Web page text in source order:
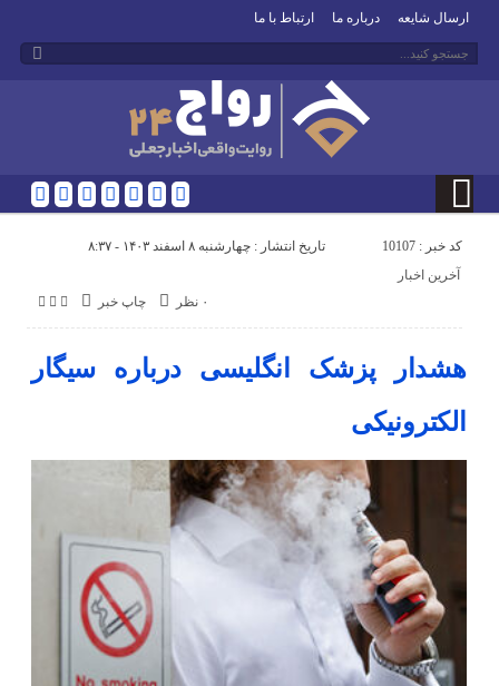
ارسال شایعه درباره ما ارتباط با ما
کد خبر : 10107 تاریخ انتشار : چهارشنبه ۸ اسفند ۱۴۰۳ - ۸:۳۷
چاپ خبر ۰ نظر
آخرین اخبار
هشدار پزشک انگلیسی درباره سیگار
الکترونیکی